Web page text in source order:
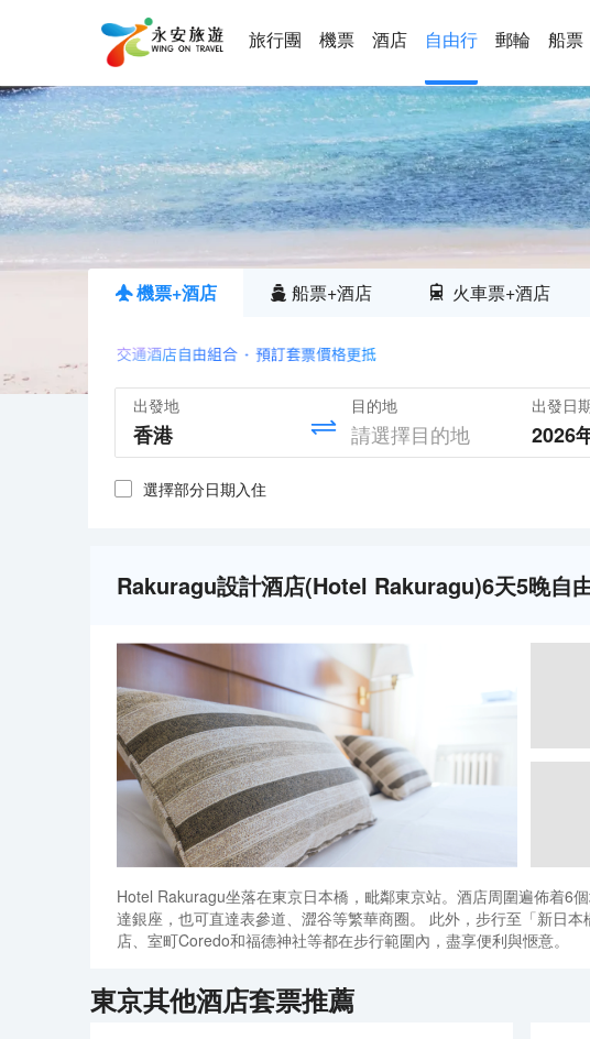
旅行團 機票 酒店 自由行 郵輪 船票
機票+酒店 船票+酒店 火車票+酒店
出發地 目的地 出發日
2026
選擇部分日期入住
Rakuragu設計酒店(Hotel Rakuragu)6天5晚自
Hotel Rakuragu坐落在東京日本橋，毗鄰東京站。酒店周圍遍佈着6
達銀座，也可直達表參道、澀谷等繁華商圈。 此外，步行至「新日
店、室町Coredo和福德神社等都在步行範圍內，盡享便利與愜意。
東京其他酒店套票推薦